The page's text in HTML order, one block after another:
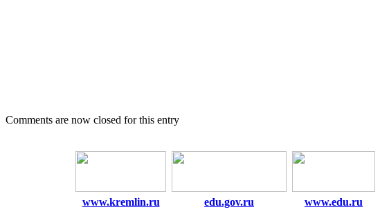
Comments are now closed for this entry
www.kremlin.ru edu.gov.ru www.edu.ru